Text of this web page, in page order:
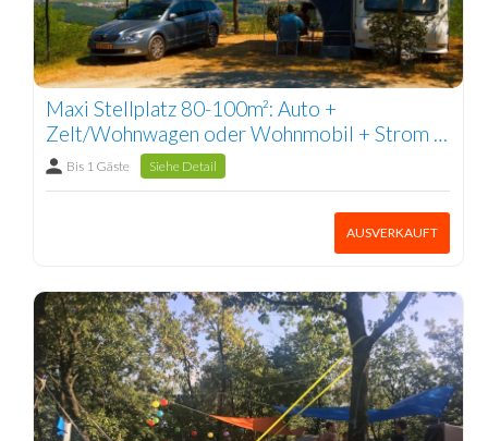
Maxi Stellplatz 80-100m²: Auto +
Zelt/Wohnwagen oder Wohnmobil + Strom 1
Pers.
Bis 1 Gäste Siehe Detail
AUSVERKAUFT